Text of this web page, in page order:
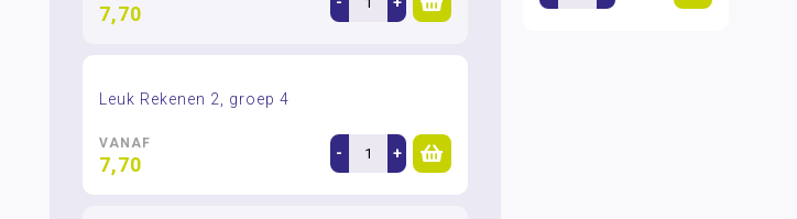
7,70
Leuk Rekenen 2, groep 4
VANAF
7,70 - +